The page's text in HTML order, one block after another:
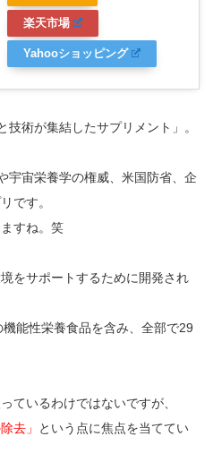
楽天市場
Yahooショッピング
術が集結したサプリメント」。
宇宙栄養学の権威、米国防省、企
です。
すね。笑
をサポートするために開発され
能性栄養食品を含み、全部で29
ているわけではないですが、
去」
という点に焦点を当ててい